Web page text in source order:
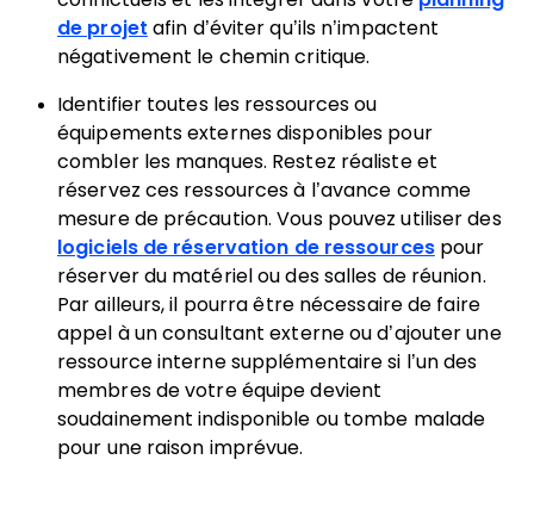
de projet afin d’éviter qu’ils n’impactent
négativement le chemin critique.
Identifier toutes les ressources ou
équipements externes disponibles pour
combler les manques. Restez réaliste et
réservez ces ressources à l’avance comme
mesure de précaution. Vous pouvez utiliser des
logiciels de réservation de ressourcespour
réserver du matériel ou des salles de réunion.
Par ailleurs, il pourra être nécessaire de faire
appel à un consultant externe ou d’ajouter une
ressource interne supplémentaire si l’un des
membres de votre équipe devient
soudainement indisponible ou tombe malade
pour une raison imprévue.